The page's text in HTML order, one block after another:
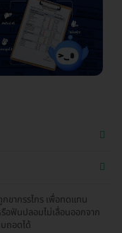
ขากรรไกร เพื่อทดแทน
อฟันปลอมไม่เลื่อนออกจาก
ถอดได้